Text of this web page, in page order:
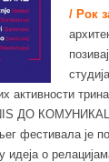
/ Рок
активности
ДО
фестивала је
о